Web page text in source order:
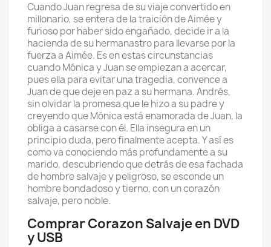
Cuando Juan regresa de su viaje convertido en
millonario, se entera de la traición de Aimée y
furioso por haber sido engañado, decide ir a la
hacienda de su hermanastro para llevarse por la
fuerza a Aimée. Es en estas circunstancias
cuando Mónica y Juan se empiezan a acercar,
pues ella para evitar una tragedia, convence a
Juan de que deje en paz a su hermana. Andrés,
sin olvidar la promesa que le hizo a su padre y
creyendo que Mónica está enamorada de Juan, la
obliga a casarse con él. Ella insegura en un
principio duda, pero finalmente acepta. Y así es
como va conociendo más profundamente a su
marido, descubriendo que detrás de esa fachada
de hombre salvaje y peligroso, se esconde un
hombre bondadoso y tierno, con un corazón
salvaje, pero noble.
Comprar Corazon Salvaje en DVD
y USB